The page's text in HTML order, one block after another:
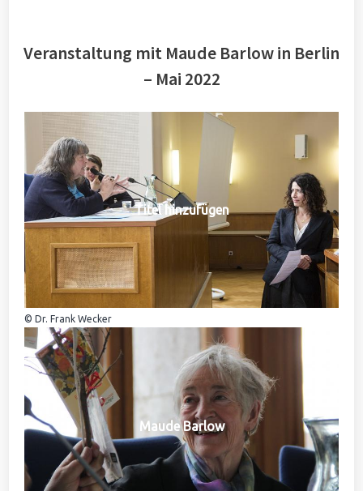
Veranstaltung mit Maude Barlow in Berlin
– Mai 2022
Titel hinzufügen
© Dr. Frank Wecker
Maude Barlow